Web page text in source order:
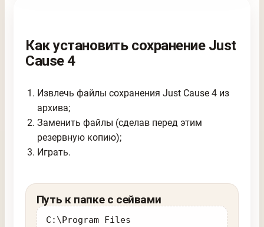
Как установить сохранение Just
Cause 4
Извлечь файлы сохранения Just Cause 4 из
архива;
Заменить файлы (сделав перед этим
резервную копию);
Играть.
Путь к папке с сейвами
C:\Program Files